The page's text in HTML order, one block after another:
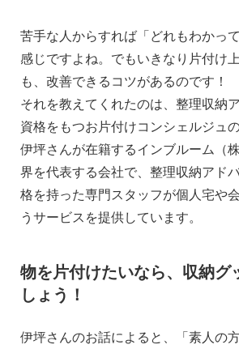
苦手な人からすれば「どれもわかっ
感じですよね。でもいきなり片付け
も、改善できるコツがあるのです！
それを教えてくれたのは、整理収納
資格をもつお片付けコンシェルジュ
伊坪さんが在籍するインブルーム（
界を代表する会社で、整理収納アド
格を持った専門スタッフが個人宅や
うサービスを提供しています。
物を片付けたいなら、収納グ
しょう！
伊坪さんのお話によると、「素人の